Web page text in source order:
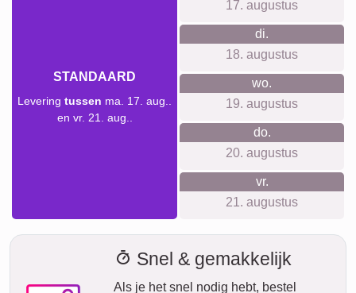
We willen geen valse beloftes doen over levertijden. Met
onze leveringsvoorspelling kun je altijd zien wanneer jouw
product geleverd wordt als je vandaag bestelt.
Met onze Prio Express-verzending kan jouw fotocollage
tegen een meerprijs binnen twee werkdagen bij jou zijn (bij
bestelling voor 8 uur 's ochtends). Maar zelfs met standaard
verzending is jouw collage – afhankelijk van het materiaal –
Jouw gehele zending is volledig verzekerd tegen
transportschade of verlies.
VANDAAG
Nu bestellen 10. augustus